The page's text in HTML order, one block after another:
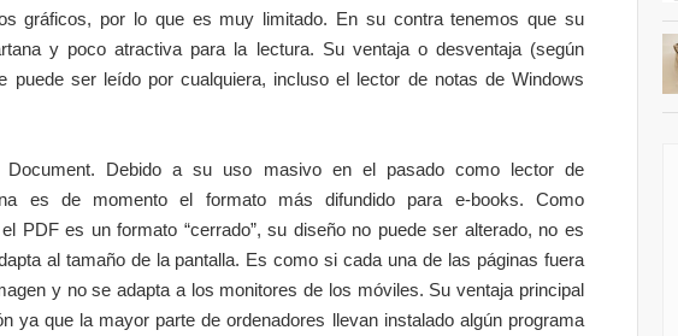
gráficos, por lo que es muy limitado. En su contra tenemos que su
y poco atractiva para la lectura. Su ventaja o desventaja (según
puede ser leído por cualquiera, incluso el lector de notas de Windows
Document. Debido a su uso masivo en el pasado como lector de
es de momento el formato más difundido para e-books. Como
PDF es un formato “cerrado”, su diseño no puede ser alterado, no es
al tamaño de la pantalla. Es como si cada una de las páginas fuera
y no se adapta a los monitores de los móviles. Su ventaja principal
ya que la mayor parte de ordenadores llevan instalado algún programa